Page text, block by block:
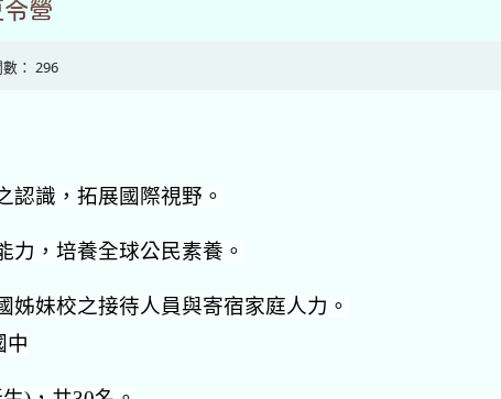
營
： 296
認識，拓展國際視野。
力，培養全球公民素養。
姊妹校之接待人員與寄宿家庭人力。
中